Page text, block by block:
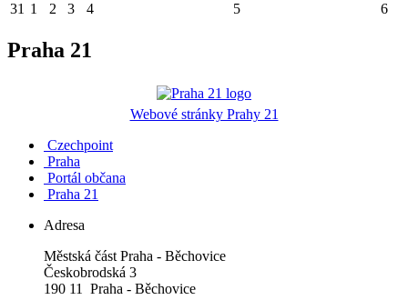
31 1 2 3 4 5 6
Praha 21
Webové stránky Prahy 21
Czechpoint
Praha
Portál občana
Praha 21
Adresa
Městská část Praha - Běchovice
Českobrodská 3
190 11 Praha - Běchovice